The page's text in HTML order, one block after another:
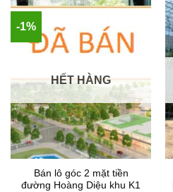
-1%
HẾT HÀNG
Bán lô góc 2 mặt tiền
đường Hoàng Diệu khu K1